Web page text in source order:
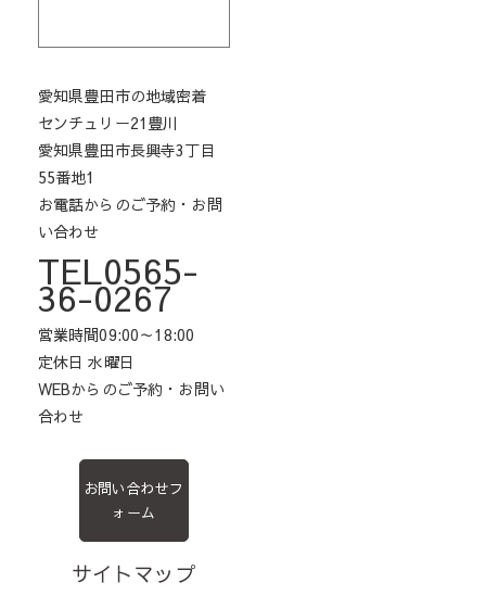
愛知県豊田市の地域密着
センチュリー21豊川
愛知県豊田市長興寺3丁目
55番地1
お電話からのご予約・お問
い合わせ
TEL0565-
36-0267
営業時間09:00～18:00
定休日 水曜日
WEBからのご予約・お問い
合わせ
お問い合わせフ
ォーム
サイトマップ